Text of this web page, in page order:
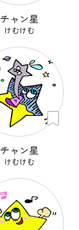
チャン星
けむけむ
チャン星
けむけむ